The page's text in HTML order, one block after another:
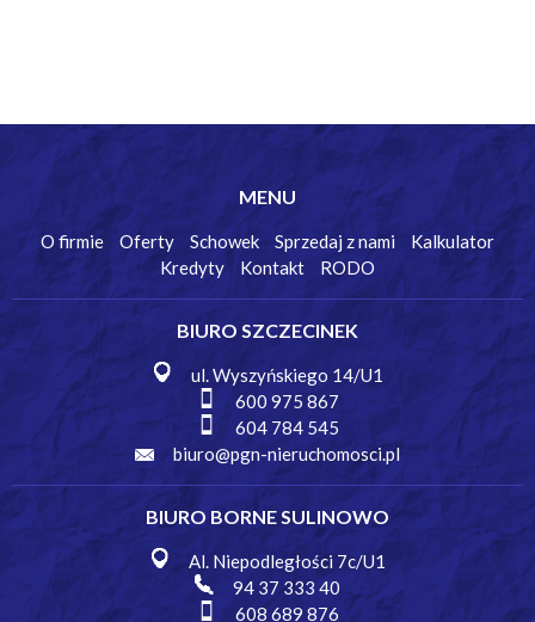
MENU
O firmie Oferty Schowek Sprzedaj z nami
Kalkulator
Kredyty
Kontakt RODO
BIURO SZCZECINEK
ul. Wyszyńskiego 14/U1
600 975 867
604 784 545
biuro@pgn-nieruchomosci.pl
BIURO BORNE SULINOWO
Al. Niepodległości 7c/U1
94 37 333 40
608 689 876